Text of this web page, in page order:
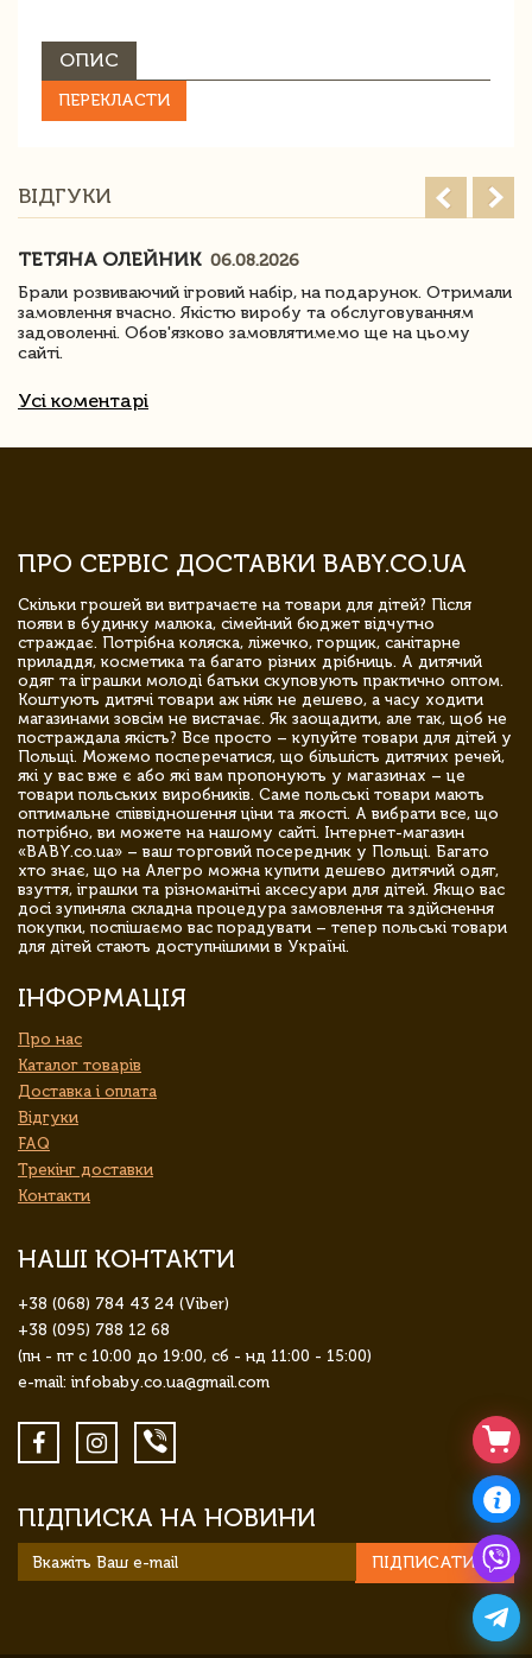
ОПИС
ПЕРЕКЛАСТИ
ВІДГУКИ
ТЕТЯНА ОЛЕЙНИК 06.08.2026
Брали розвиваючий ігровий набір, на подарунок. Отримали
замовлення вчасно. Якістю виробу та обслуговуванням
задоволенні. Обов'язково замовлятимемо ще на цьому
сайті.
Усі коментарі
ПРО СЕРВІС ДОСТАВКИ BABY.CO.UA
Скільки грошей ви витрачаєте на товари для дітей? Після
появи в будинку малюка, сімейний бюджет відчутно
страждає. Потрібна коляска, ліжечко, горщик, санітарне
приладдя, косметика та багато різних дрібниць. А дитячий
одяг та іграшки молоді батьки скуповують практично оптом.
Коштують дитячі товари аж ніяк не дешево, а часу ходити
магазинами зовсім не вистачає. Як заощадити, але так, щоб не
постраждала якість? Все просто – купуйте товари для дітей у
Польщі. Можемо посперечатися, що більшість дитячих речей,
які у вас вже є або які вам пропонують у магазинах – це
товари польських виробників. Саме польські товари мають
оптимальне співвідношення ціни та якості. А вибрати все, що
потрібно, ви можете на нашому сайті. Інтернет-магазин
«BABY.co.ua» – ваш торговий посередник у Польщі. Багато
хто знає, що на Алегро можна купити дешево дитячий одяг,
взуття, іграшки та різноманітні аксесуари для дітей. Якщо вас
досі зупиняла складна процедура замовлення та здійснення
покупки, поспішаємо вас порадувати – тепер польські товари
для дітей стають доступнішими в Україні.
ІНФОРМАЦІЯ
Про нас
Каталог товарів
Доставка і оплата
Відгуки
FAQ
Трекінг доставки
Контакти
НАШІ КОНТАКТИ
+38 (068) 784 43 24 (Viber)
+38 (095) 788 12 68
(пн - пт с 10:00 до 19:00, сб - нд 11:00 - 15:00)
e-mail: infobaby.co.ua@gmail.com
ПІДПИСКА НА НОВИНИ
ПІДПИСАТИСЯ